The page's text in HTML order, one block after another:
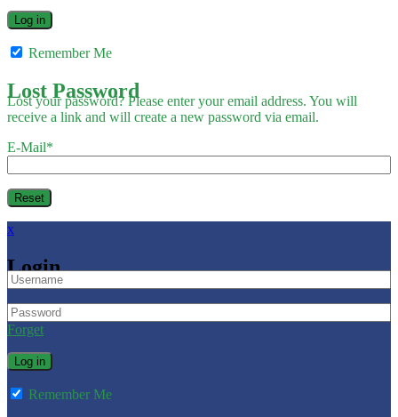
Remember Me
Lost Password
Lost your password? Please enter your email address. You will
receive a link and will create a new password via email.
E-Mail*
x
Login
Forget
Remember Me